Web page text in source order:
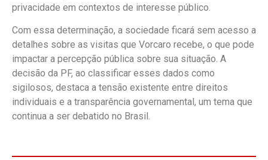
privacidade em contextos de interesse público.
Com essa determinação, a sociedade ficará sem acesso a
detalhes sobre as visitas que Vorcaro recebe, o que pode
impactar a percepção pública sobre sua situação. A
decisão da PF, ao classificar esses dados como
sigilosos, destaca a tensão existente entre direitos
individuais e a transparência governamental, um tema que
continua a ser debatido no Brasil.